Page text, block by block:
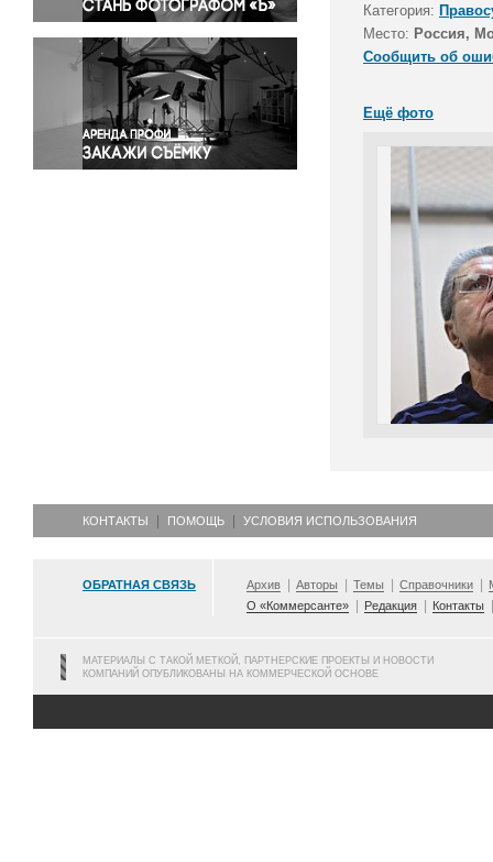
Религия
Светская жизнь
Спорт
Экология
Экономика и бизнес
Категория:
Место: Россия,
Сообщить об
Ещё фото
КОНТАКТЫ ПОМОЩЬ УСЛОВИЯ ИСПОЛЬЗОВАНИЯ
ОБРАТНАЯ СВЯЗЬ Архив Авторы Темы Справочники
О «Коммерсанте»
Редакция Контакты
МАТЕРИАЛЫ С ТАКОЙ МЕТКОЙ, ПАРТНЕРСКИЕ ПРОЕКТЫ И НОВОСТИ
КОМПАНИЙ ОПУБЛИКОВАНЫ НА КОММЕРЧЕСКОЙ ОСНОВЕ